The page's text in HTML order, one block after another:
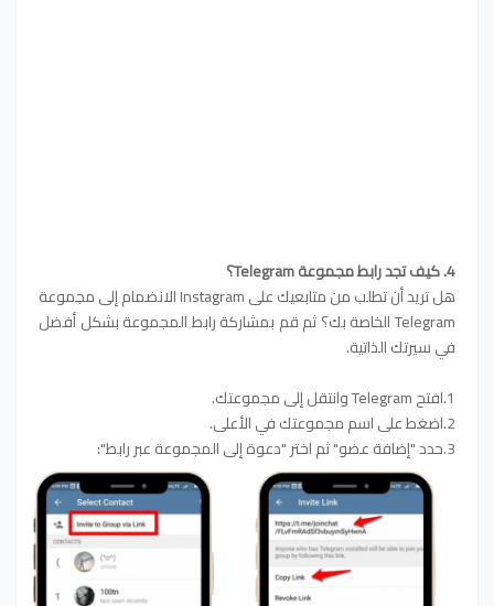
4. كيف تجد رابط مجموعة Telegram؟
هل تريد أن تطلب من متابعيك على Instagram الانضمام إلى مجموعة
Telegram الخاصة بك؟ ثم قم بمشاركة رابط المجموعة بشكل أفضل
في سيرتك الذاتية.
1.افتح Telegram وانتقل إلى مجموعتك.
2.اضغط على اسم مجموعتك في الأعلى.
3.حدد "إضافة عضو" ثم اختر "دعوة إلى المجموعة عبر رابط":